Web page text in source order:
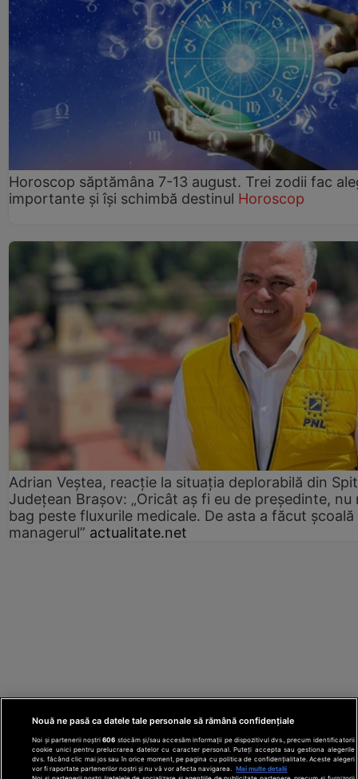
Horoscop săptămâna 7-13 august. Trei zodii fac
importante și își schimbă destinul Horoscop
Adrian Veștea, reacție la situația deplorabilă din
Județean Brașov: „Oricât aș fi eu de președinte, nu
bag peste fluxurile medicale. De asta a făcut școală
managerul” actualitate.net
Nouă ne pasă ca datele tale personale să rămână confidențiale
Noi și partenerii noștri606 stocăm și/sau accesăm informații pe dispozitivul dvs., precum identificatorii
cookie unici pentru prelucrarea datelor cu caracter personal. Puteți accepta sau gestiona alegerile
dvs. făcând clic mai jos sau în orice moment, pe pagina cu politica de confidențialitate. Aceste alegeri
vor fi raportate partenerilor noștri și nu vă vor afecta navigarea.
Mai multe detalii